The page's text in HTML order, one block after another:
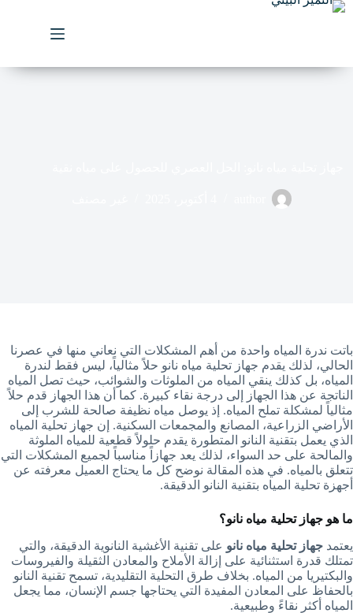
التجاوز
باتت ندرة المياه واحدة من أهم المشكلات التي نعاني منها في عصرنا
الحالي، لذلك يقدم جهاز تحلية مياه نانو حلاً مثالياً، ليس فقط لندرة
المياه، بل كذلك ينقي المياه من الملوثات والشوائب، حيث تصل المياه
الناتجة عن هذا الجهاز إلى درجة نقاء كبيرة. كما أن هذا الجهاز قدم حلاً
مثالياً لمشكلة تملح المياه. إذ يوصل مياه نظيفة صالحة للشرب إلى
الأراضي الزراعية، المصانع والمجمعات السكنية. إن جهاز تحلية المياه
الذي يعمل بتقنية النانو المتطورة يقدم حلولاً قطعية للمياه الملوثة
والمالحة على حد السواء، لذلك يعد جهازاً مناسباً لجميع المشكلات التي
تتعلق بالمياه. في هذه المقالة نوضح كل ما يحتاج العميل معرفته عن
أجهزة تحلية المياه بتقنية النانو الدقيقة.
ما هو جهاز تحلية مياه نانو؟
يعتمد جهاز تحلية مياه نانو على تقنية الأغشية النانوية الدقيقة، والتي
تمتلك قدرة استثنائية على إزالة الأملاح والمعادن الثقيلة والفيروسات
والبكتيريا من المياه. بخلاف طرق التحلية التقليدية، تسمح تقنية النانو
بالحفاظ على المعادن المفيدة التي يحتاجها جسم الإنسان، مما يجعل
المياه أكثر نقاءً وطبيعية.